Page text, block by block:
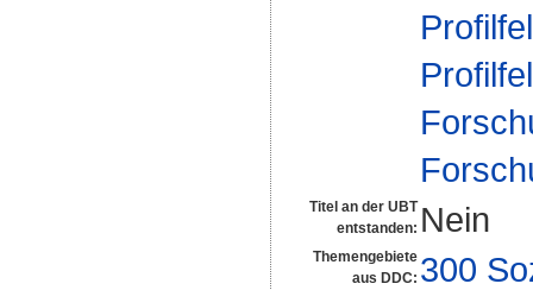
Titel an der UBT
entstanden: Nein
Themengebiete
aus DDC: 300